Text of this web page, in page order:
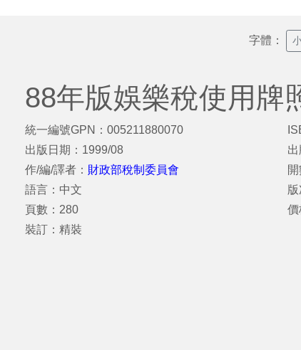
字體：
88年版娛樂稅使用牌
統一編號GPN：005211880070
出版日期：1999/08
作/編/譯者： 財政部稅制委員會
語言：中文
頁數：280
裝訂：精裝
出